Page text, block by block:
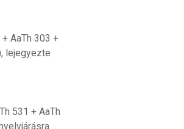
AaTh 303 +
lejegyezte
531 + AaTh